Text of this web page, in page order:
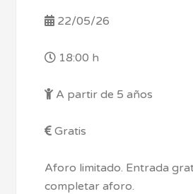
22/05/26
18:00 h
A partir de 5 años
Gratis
Aforo limitado. Entrada
completar aforo.